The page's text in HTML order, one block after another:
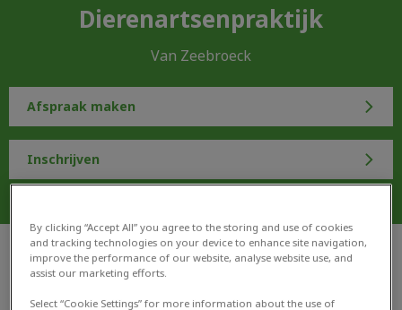
Dierenartsenpraktijk
Van Zeebroeck
Afspraak maken
Inschrijven
Bent u voor het eerst eigenaar van een huisdier en bent
u op zoek naar een fijne dierenarts met hart voor
dieren? Of heeft u juist ruimschoots ervaring met
By clicking “Accept All” you agree to the storing and use of cookies
and tracking technologies on your device to enhance site navigation,
improve the performance of our website, analyse website use, and
assist our marketing efforts.
Select “Cookie Settings” for more information about the use of